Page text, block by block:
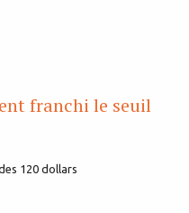
franchi le seuil